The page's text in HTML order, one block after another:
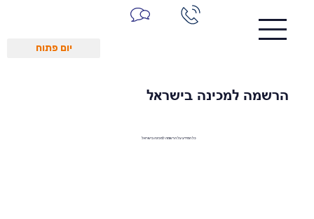
יום פתוח
הרשמה למכינה בישראל
כל המידע על הרשמה למכינה בישראל